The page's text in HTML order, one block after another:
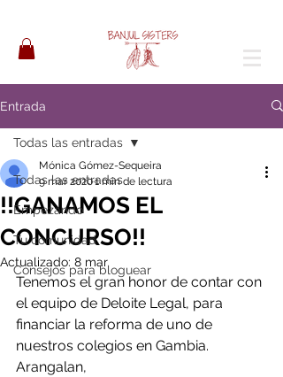
Entrada
Todas las entradas
Empezando
Tu comunidad
Consejos para bloguear
Todas las entradas
!!GANAMOS EL
CONCURSO!!
Mónica Gómez-Sequeira
9 mar 20201 min de lectura
Actualizado: 8 mar
Tenemos el gran honor de contar con
el equipo de Deloite Legal, para
financiar la reforma de uno de
nuestros colegios en Gambia.
Arangalan,